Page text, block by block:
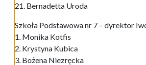
21. Bernadetta Uroda
Szkoła Podstawowa nr 7 – dyrektor
1. Monika Kotfis
2. Krystyna Kubica
3. Bożena Niezręcka